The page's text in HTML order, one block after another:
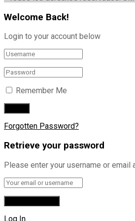
Welcome Back!
Login to your account below
Remember Me
Forgotten Password?
Retrieve your password
Please enter your username or
Log In